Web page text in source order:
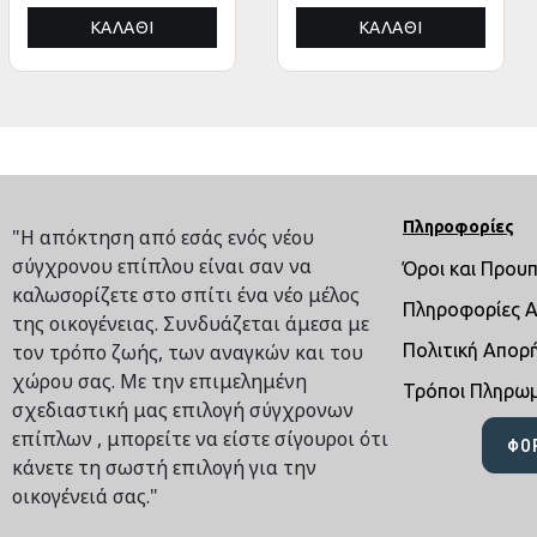
ΚΑΛΆΘΙ ΚΑΛΆΘΙ
ΚΑΛΆΘΙ ΚΑΛΆΘΙ
"Η απόκτηση από εσάς ενός νέου
σύγχρονου επίπλου είναι σαν να
καλωσορίζετε στο σπίτι ένα νέο μέλος
της οικογένειας. Συνδυάζεται άμεσα με
τον τρόπο ζωής, των αναγκών και του
χώρου σας. Με την επιμελημένη
σχεδιαστική μας επιλογή σύγχρονων
επίπλων , μπορείτε να είστε σίγουροι ότι
κάνετε τη σωστή επιλογή για την
οικογένειά σας."
Πληροφορίες
Όροι και
Πληροφορίες
Πολιτική
Τρόποι